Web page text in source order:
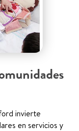
invierte
en servicios y